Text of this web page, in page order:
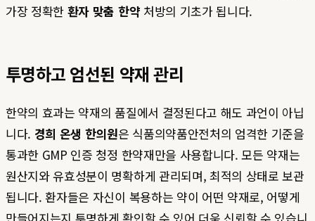
가장 정확한 환자 맞춤 한약 처방의 기초가 됩니다.
투명하고 엄선된 약재 관리
한약의 효과는 약재의 품질에서 결정된다고 해도 과언이 아닙
니다. 경희 온생 한의원은 식품의약품안전처의 엄격한 기준을
통과한 GMP 인증 청정 한약재만을 사용합니다. 모든 약재는
원산지와 유효성분이 명확하게 관리되며, 최적의 상태로 보관
됩니다. 환자들은 자신이 복용하는 약이 어떤 약재로, 어떻게